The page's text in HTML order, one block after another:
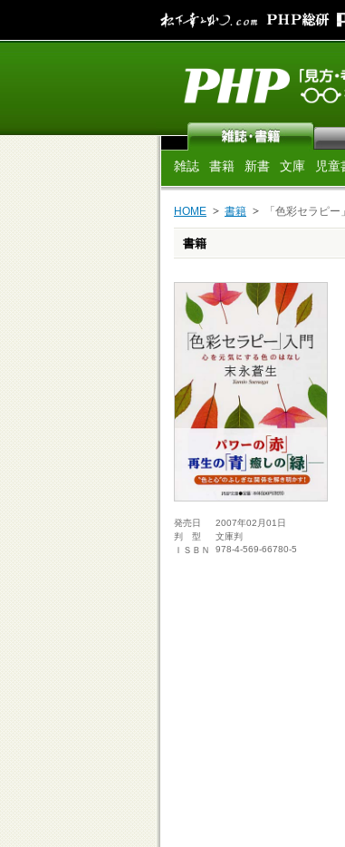
雑誌 書籍 新書 文庫 児童
HOME 書籍 「色彩セラピー
書籍
発売日
2007年02月01日
判 型
文庫判
ＩＳＢＮ
978-4-569-66780-5